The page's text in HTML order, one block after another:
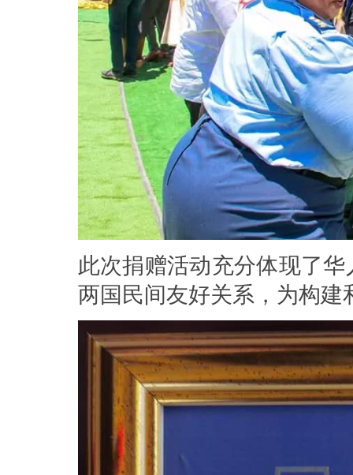
此次捐赠活动充分体现了
两国民间友好关系，为构建